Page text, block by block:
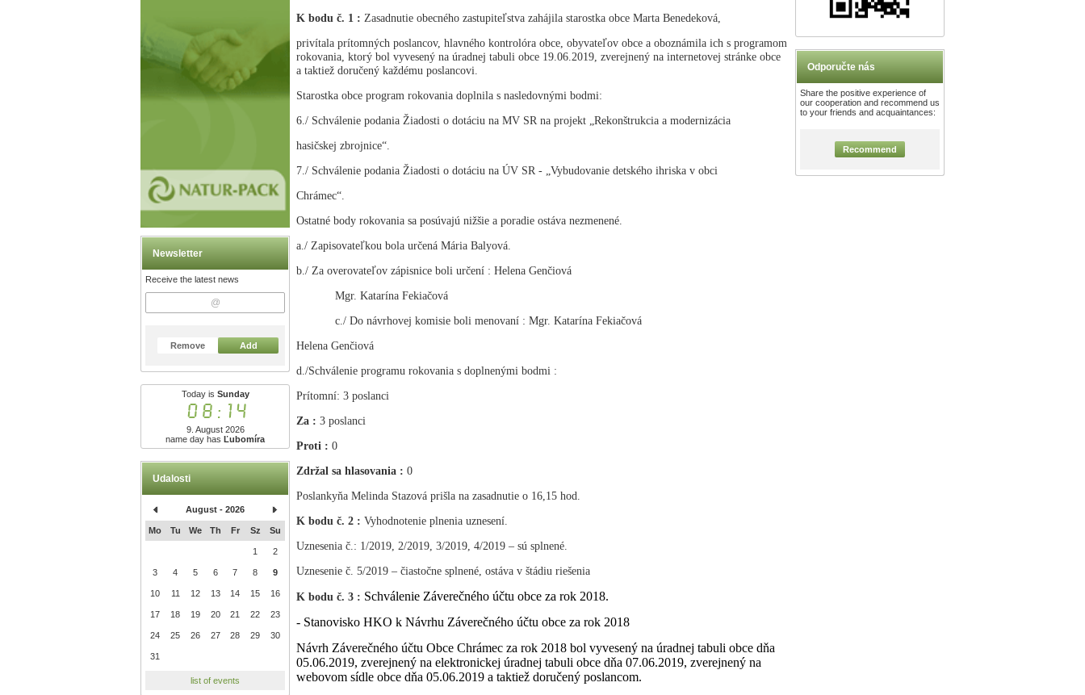
Newsletter
Receive the latest news
Remove Add
Today is Sunday
08:14
9. August 2026
name day has Ľubomíra
Udalosti
August - 2026
Mo Tu We Th Fr Sz Su
1 2
3 4 5 6 7 8 9
10 11 12 13 14 15 16
17 18 19 20 21 22 23
24 25 26 27 28 29 30
31
list of events
Odporučte nás
Share the positive experience of
our cooperation and recommend us
to your friends and acquaintances:
Recommend
K bodu č. 1 :Zasadnutie obecného zastupiteľstva zahájila starostka obce Marta Benedeková,
privítala prítomných poslancov, hlavného kontrolóra obce, obyvateľov obce a oboznámila ich s programom
rokovania, ktorý bol vyvesený na úradnej tabuli obce 19.06.2019, zverejnený na internetovej stránke obce
a taktiež doručený každému poslancovi.
Starostka obce program rokovania doplnila s nasledovnými bodmi:
6./ Schválenie podania Žiadosti o dotáciu na MV SR na projekt „Rekonštrukcia a modernizácia
hasičskej zbrojnice“.
7./ Schválenie podania Žiadosti o dotáciu na ÚV SR - „Vybudovanie detského ihriska v obci
Chrámec“.
Ostatné body rokovania sa posúvajú nižšie a poradie ostáva nezmenené.
a./ Zapisovateľkou bola určená Mária Balyová.
b./ Za overovateľov zápisnice boli určení : Helena Genčiová
Mgr. Katarína Fekiačová
c./ Do návrhovej komisie boli menovaní : Mgr. Katarína Fekiačová
Helena Genčiová
d./Schválenie programu rokovania s doplnenými bodmi :
Prítomní: 3 poslanci
Za :3poslanci
Proti :0
Zdržal sa hlasovania : 0
Poslankyňa Melinda Stazová prišla na zasadnutie o 16,15 hod.
K bodu č. 2 :Vyhodnotenie plnenia uznesení.
Uznesenia č.: 1/2019, 2/2019, 3/2019, 4/2019 – sú splnené.
Uznesenie č. 5/2019 – čiastočne splnené, ostáva v štádiu riešenia
K bodu č. 3 : Schválenie Záverečného účtu obce za rok 2018.
- Stanovisko HKO k Návrhu Záverečného účtu obce za rok 2018
Návrh Záverečného účtu Obce Chrámec za rok 2018 bol vyvesený na úradnej tabuli obce dňa
05.06.2019, zverejnený na elektronickej úradnej tabuli obce dňa 07.06.2019, zverejnený na
webovom sídle obce dňa 05.06.2019 a taktiež doručený poslancom.